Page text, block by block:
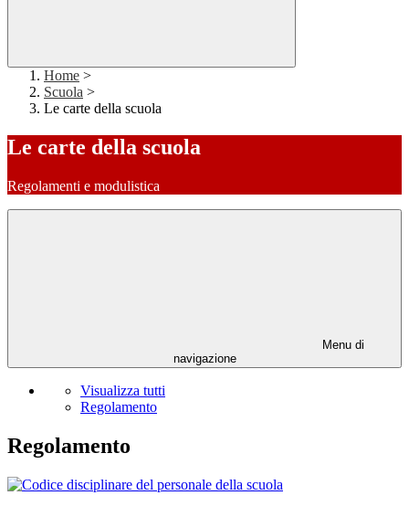
Home >
Scuola >
Le carte della scuola
Le carte della scuola
Regolamenti e modulistica
Menu di
navigazione
Visualizza tutti
Regolamento
Regolamento